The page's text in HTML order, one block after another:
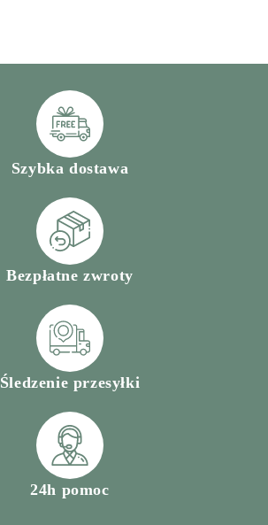
Szybka dostawa
Bezpłatne zwroty
Śledzenie przesyłki
24h pomoc